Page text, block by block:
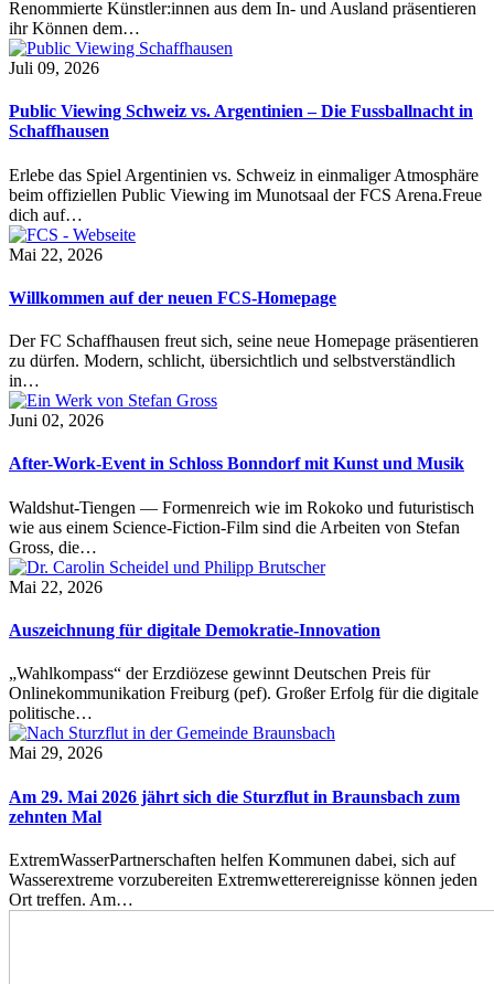
Renommierte Künstler:innen aus dem In- und Ausland präsentieren
ihr Können dem…
Juli 09, 2026
Public Viewing Schweiz vs. Argentinien – Die Fussballnacht in
Schaffhausen
Erlebe das Spiel Argentinien vs. Schweiz in einmaliger Atmosphäre
beim offiziellen Public Viewing im Munotsaal der FCS Arena.Freue
dich auf…
Mai 22, 2026
Willkommen auf der neuen FCS-Homepage
Der FC Schaffhausen freut sich, seine neue Homepage präsentieren
zu dürfen. Modern, schlicht, übersichtlich und selbstverständlich
in…
Juni 02, 2026
After-Work-Event in Schloss Bonndorf mit Kunst und Musik
Waldshut-Tiengen — Formenreich wie im Rokoko und futuristisch
wie aus einem Science-Fiction-Film sind die Arbeiten von Stefan
Gross, die…
Mai 22, 2026
Auszeichnung für digitale Demokratie-Innovation
„Wahlkompass“ der Erzdiözese gewinnt Deutschen Preis für
Onlinekommunikation Freiburg (pef). Großer Erfolg für die digitale
politische…
Mai 29, 2026
Am 29. Mai 2026 jährt sich die Sturzflut in Braunsbach zum
zehnten Mal
ExtremWasserPartnerschaften helfen Kommunen dabei, sich auf
Wasserextreme vorzubereiten Extremwetterereignisse können jeden
Ort treffen. Am…